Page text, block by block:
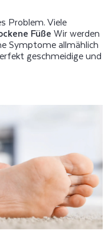
Problem. Viele
Füße Wir werden
Symptome allmählich
geschmeidige und